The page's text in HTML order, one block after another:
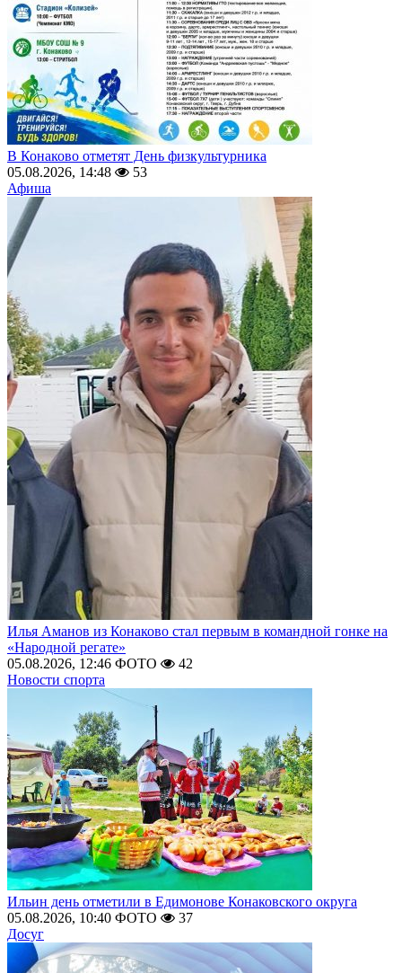
В Конаково отметят День физкультурника
05.08.2026, 14:48
53
Афиша
Илья Аманов из Конаково стал первым в командной гонке на
«Народной регате»
05.08.2026, 12:46 ФОТО
42
Новости спорта
Ильин день отметили в Едимонове Конаковского округа
05.08.2026, 10:40 ФОТО
37
Досуг